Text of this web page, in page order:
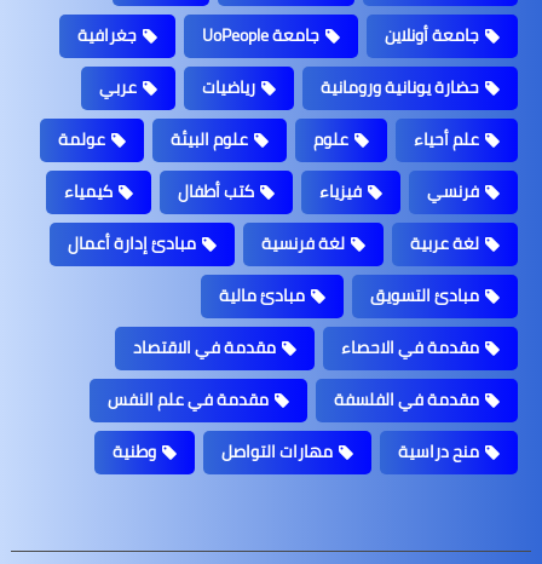
جامعة أونلاين
جامعة UoPeople
جغرافية
حضارة يونانية ورومانية
رياضيات
عربي
علم أحياء
علوم علوم البيئة
عولمة
فرنسي
فيزياء كتب أطفال
كيمياء
لغة عربية
لغة فرنسية
مبادئ إدارة أعمال
مبادئ التسويق
مبادئ مالية
مقدمة في الاحصاء
مقدمة في الاقتصاد
مقدمة في الفلسفة
مقدمة في علم النفس
منح دراسية
مهارات التواصل وطنية